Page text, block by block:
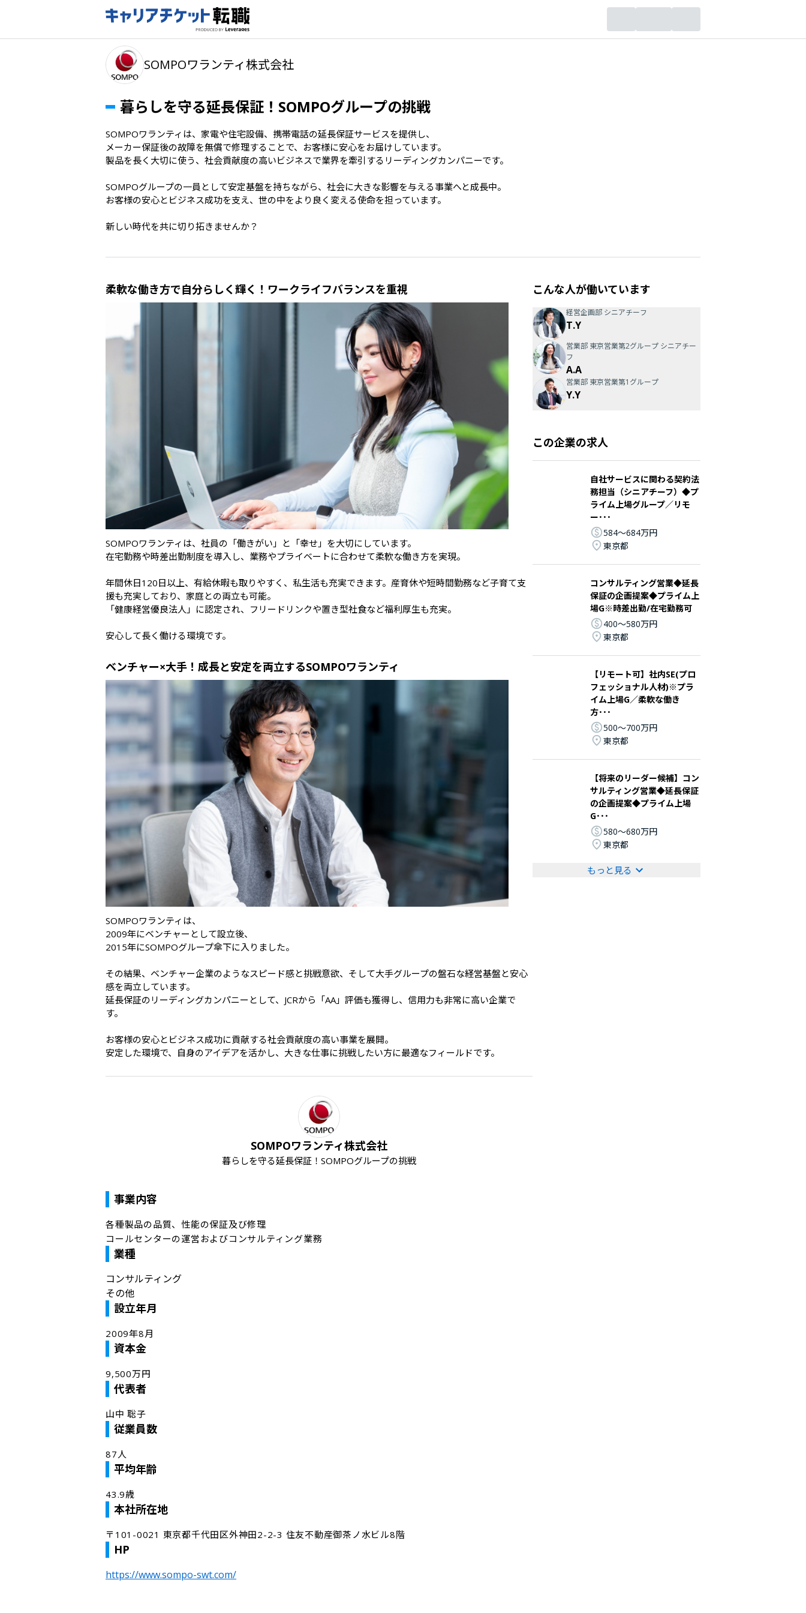
SOMPOワランティ株式会社
暮らしを守る延長保証！SOMPOグループの挑戦
SOMPOワランティは、家電や住宅設備、携帯電話の延長保証サービスを提供し、
メーカー保証後の故障を無償で修理することで、お客様に安心をお届けしています。
製品を長く大切に使う、社会貢献度の高いビジネスで業界を牽引するリーディングカンパニーです。
SOMPOグループの一員として安定基盤を持ちながら、社会に大きな影響を与える事業へと成長中。
お客様の安心とビジネス成功を支え、世の中をより良く変える使命を担っています。
新しい時代を共に切り拓きませんか？
柔軟な働き方で自分らしく輝く！ワークライフバランスを重視
SOMPOワランティは、社員の「働きがい」と「幸せ」を大切にしています。
在宅勤務や時差出勤制度を導入し、業務やプライベートに合わせて柔軟な働き方を実現。
年間休日120日以上、有給休暇も取りやすく、私生活も充実できます。産育休や短時間勤務など子育て支
援も充実しており、家庭との両立も可能。
「健康経営優良法人」に認定され、フリードリンクや置き型社食など福利厚生も充実。
安心して長く働ける環境です。
ベンチャー×大手！成長と安定を両立するSOMPOワランティ
SOMPOワランティは、
2009年にベンチャーとして設立後、
2015年にSOMPOグループ傘下に入りました。
その結果、ベンチャー企業のようなスピード感と挑戦意欲、そして大手グループの盤石な経営基盤と安心
感を両立しています。
延長保証のリーディングカンパニーとして、JCRから「AA」評価も獲得し、信用力も非常に高い企業で
す。
お客様の安心とビジネス成功に貢献する社会貢献度の高い事業を展開。
安定した環境で、自身のアイデアを活かし、大きな仕事に挑戦したい方に最適なフィールドです。
SOMPOワランティ株式会社
暮らしを守る延長保証！SOMPOグループの挑戦
事業内容
各種製品の品質、性能の保証及び修理
コールセンターの運営およびコンサルティング業務
業種
コンサルティング
その他
設立年月
2009年8月
資本金
9,500万円
代表者
山中 聡子
従業員数
87人
平均年齢
43.9歳
本社所在地
〒101-0021 東京都千代田区外神田2-2-3 住友不動産御茶ノ水ビル8階
HP
https://www.sompo-swt.com/
こんな人が働いています
経営企画部 シニアチーフ
T.Y
営業部 東京営業第2グループ シニアチー
フ
A.A
営業部 東京営業第1グループ
Y.Y
この企業の求人
自社サービスに関わる契約法
務担当（シニアチーフ）◆プ
ライム上場グループ／リモ
ー･･･
584〜684万円
東京都
コンサルティング営業◆延長
保証の企画提案◆プライム上
場G※時差出勤/在宅勤務可
400〜580万円
東京都
【リモート可】社内SE(プロ
フェッショナル人材)※プラ
イム上場G／柔軟な働き
方･･･
500〜700万円
東京都
【将来のリーダー候補】コン
サルティング営業◆延長保証
の企画提案◆プライム上場
G･･･
580〜680万円
東京都
もっと見る